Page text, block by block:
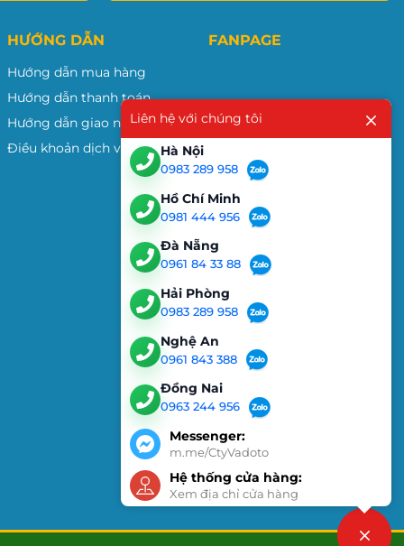
HƯỚNG DẪN
Hướng dẫn mua hàng
Hướng dẫn thanh toán
Hướng dẫn giao nhận
Điều khoản dịch vụ
FANPAGE
Liên hệ với chúng tôi
Hà Nội
0983 289 958
Hồ Chí Minh
0981 444 956
Đà Nẵng
0961 84 33 88
Hải Phòng
0983 289 958
Nghệ An
0961 843 388
Đồng Nai
0963 244 956
Messenger:
m.me/CtyVadoto
Hệ thống cửa hàng:
Xem địa chỉ cửa hàng
Liên hệ